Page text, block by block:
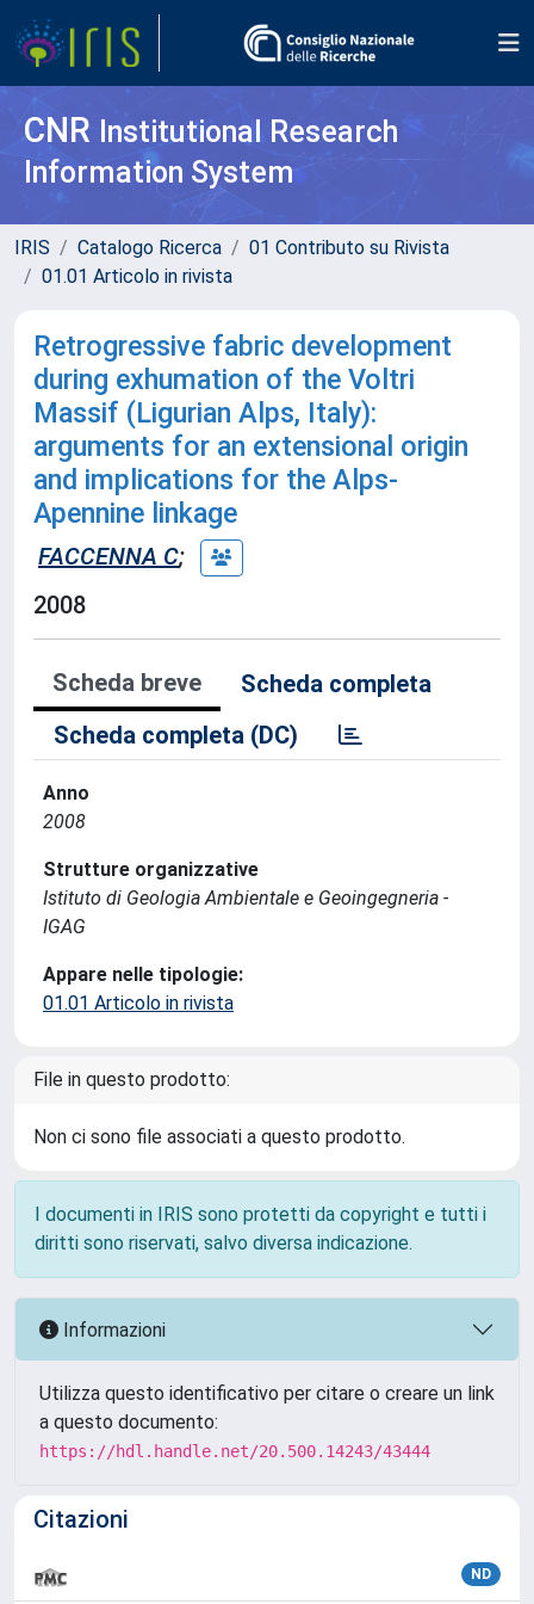
CNR Institutional Research
Information System
IRIS Catalogo Ricerca
01 Contributo su Rivista
01.01 Articolo in rivista
Retrogressive fabric development
during exhumation of the Voltri
Massif (Ligurian Alps, Italy):
arguments for an extensional origin
and implications for the Alps-
Apennine linkage
FACCENNA C;
2008
Scheda breve
Scheda completa
Scheda completa (DC)
Anno
2008
Strutture organizzative
Istituto di Geologia Ambientale e Geoingegneria -
IGAG
Appare nelle tipologie:
01.01 Articolo in rivista
File in questo prodotto:
Non ci sono file associati a questo prodotto.
I documenti in IRIS sono protetti da copyright e tutti i
diritti sono riservati, salvo diversa indicazione.
Informazioni
Utilizza questo identificativo per citare o creare un link
a questo documento:
https://hdl.handle.net/20.500.14243/43444
Citazioni
ND